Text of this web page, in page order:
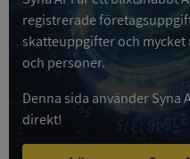
registrerade
skatteuppgifter och mycket
och personer.
Denna sida använder Syna
direkt!
Funktioner